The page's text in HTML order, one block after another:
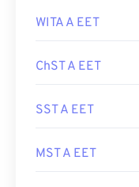
WITA A EET
ChST A EET
SST A EET
MST A EET